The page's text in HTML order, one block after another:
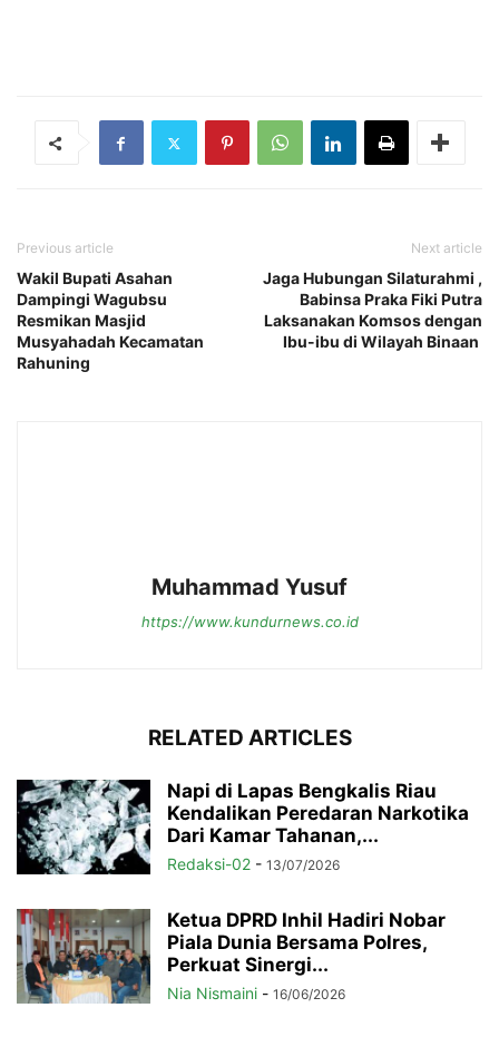
Previous article
Wakil Bupati Asahan
Dampingi Wagubsu
Resmikan Masjid
Musyahadah Kecamatan
Rahuning
Next article
Jaga Hubungan Silaturahmi ,
Babinsa Praka Fiki Putra
Laksanakan Komsos dengan
Ibu-ibu di Wilayah Binaan
Muhammad Yusuf
https://www.kundurnews.co.id
RELATED ARTICLES
Napi di Lapas Bengkalis Riau
Kendalikan Peredaran Narkotika
Dari Kamar Tahanan,...
Redaksi-02 - 13/07/2026
Ketua DPRD Inhil Hadiri Nobar
Piala Dunia Bersama Polres,
Perkuat Sinergi...
Nia Nismaini - 16/06/2026